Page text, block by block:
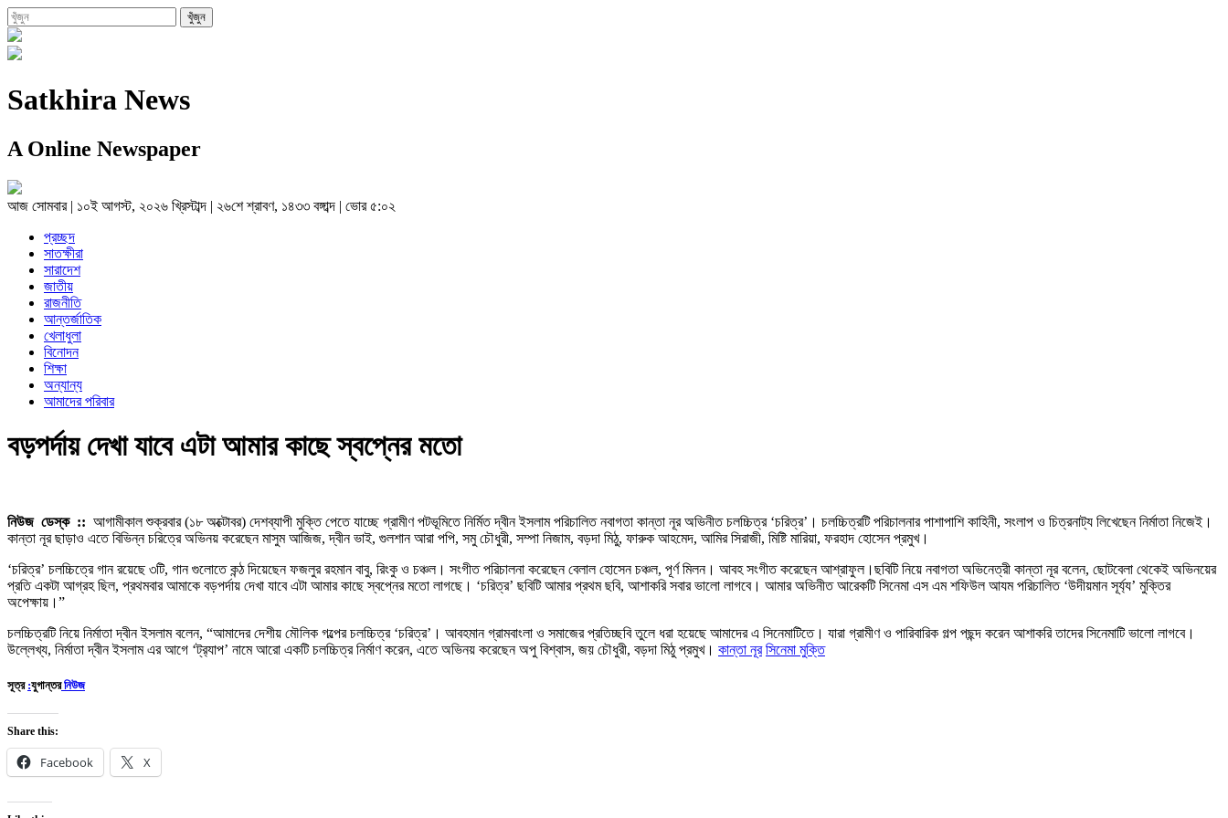
Satkhira News
A Online Newspaper
আজ সোমবার| ১০ই আগস্ট, ২০২৬ খ্রিস্টাব্দ | ২৬শে শ্রাবণ, ১৪৩৩ বঙ্গাব্দ | ভোর ৫:০২
প্রচ্ছদ
সাতক্ষীরা
সারাদেশ
জাতীয়
রাজনীতি
আন্তর্জাতিক
খেলাধুলা
বিনোদন
শিক্ষা
অন্যান্য
আমাদের পরিবার
বড়পর্দায় দেখা যাবে এটা আমার কাছে স্বপ্নের মতো
নিউজ ডেস্ক :: আগামীকাল শুক্রবার (১৮ অক্টোবর) দেশব্যাপী মুক্তি পেতে যাচ্ছে গ্রামীণ পটভূমিতে নির্মিত দ্বীন ইসলাম পরিচালিত নবাগতা কান্তা নূর অভিনীত চলচ্চিত্র ‘চরিত্র’। চলচ্চিত্রটি পরিচালনার পাশাপাশি কাহিনী, সংলাপ ও চিত্রনাট্য লিখেছেন নির্মাতা নিজেই।
কান্তা নূর ছাড়াও এতে বিভিন্ন চরিত্রে অভিনয় করেছেন মাসুম আজিজ, দ্বীন ভাই, গুলশান আরা পপি, সমু চৌধুরী, সম্পা নিজাম, বড়দা মিঠু, ফারুক আহমেদ, আমির সিরাজী, মিষ্টি মারিয়া, ফরহাদ হোসেন প্রমুখ।
‘চরিত্র’ চলচ্চিত্রে গান রয়েছে ৩টি, গান গুলোতে কন্ঠ দিয়েছেন ফজলুর রহমান বাবু, রিংকু ও চঞ্চল। সংগীত পরিচালনা করেছেন বেলাল হোসেন চঞ্চল, পূর্ণ মিলন। আবহ সংগীত করেছেন আশ্রাফুল।ছবিটি নিয়ে নবাগতা অভিনেত্রী কান্তা নূর বলেন, ছোটবেলা থেকেই অভিনয়ের
প্রতি একটা আগ্রহ ছিল, প্রথমবার আমাকে বড়পর্দায় দেখা যাবে এটা আমার কাছে স্বপ্নের মতো লাগছে। ‘চরিত্র’ ছবিটি আমার প্রথম ছবি, আশাকরি সবার ভালো লাগবে। আমার অভিনীত আরেকটি সিনেমা এস এম শফিউল আযম পরিচালিত ‘উদীয়মান সূর্য্য’ মুক্তির
অপেক্ষায়।”
চলচ্চিত্রটি নিয়ে নির্মাতা দ্বীন ইসলাম বলেন, “আমাদের দেশীয় মৌলিক গল্পের চলচ্চিত্র ‘চরিত্র’। আবহমান গ্রামবাংলা ও সমাজের প্রতিচ্ছবি তুলে ধরা হয়েছে আমাদের এ সিনেমাটিতে। যারা গ্রামীণ ও পারিবারিক গল্প পছন্দ করেন আশাকরি তাদের সিনেমাটি ভালো লাগবে।
উল্লেখ্য, নির্মাতা দ্বীন ইসলাম এর আগে ‘ট্র‍্যাপ’ নামে আরো একটি চলচ্চিত্র নির্মাণ করেন, এতে অভিনয় করেছেন অপু বিশ্বাস, জয় চৌধুরী, বড়দা মিঠু প্রমুখ। কান্তা নূর সিনেমা মুক্তি
সূত্র :যুগান্তরনিউজ
Share this:
Facebook X